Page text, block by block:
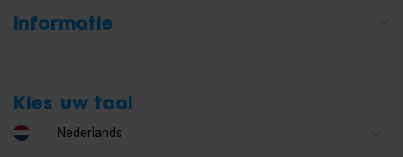
Informatie
Kies uw taal